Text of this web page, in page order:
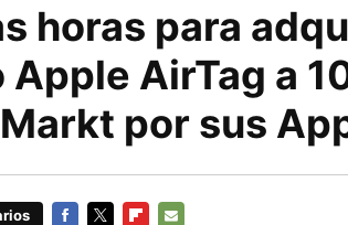
horas para
AirTag a
por sus